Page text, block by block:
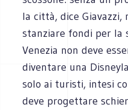
la città, dice Giavazzi,
stanziare fondi per la
Venezia non deve
diventare una
solo ai turisti, intesi
deve progettare